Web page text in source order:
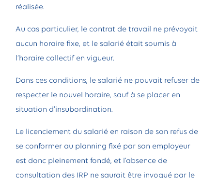
réalisée.
Au cas particulier, le contrat de travail ne prévoyait
aucun horaire fixe, et le salarié était soumis à
l’horaire collectif en vigueur.
Dans ces conditions, le salarié ne pouvait refuser de
respecter le nouvel horaire, sauf à se placer en
situation d’insubordination.
Le licenciement du salarié en raison de son refus de
se conformer au planning fixé par son employeur
est donc pleinement fondé, et l’absence de
consultation des IRP ne saurait être invoqué par le